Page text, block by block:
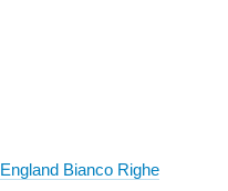
England Bianco Righe